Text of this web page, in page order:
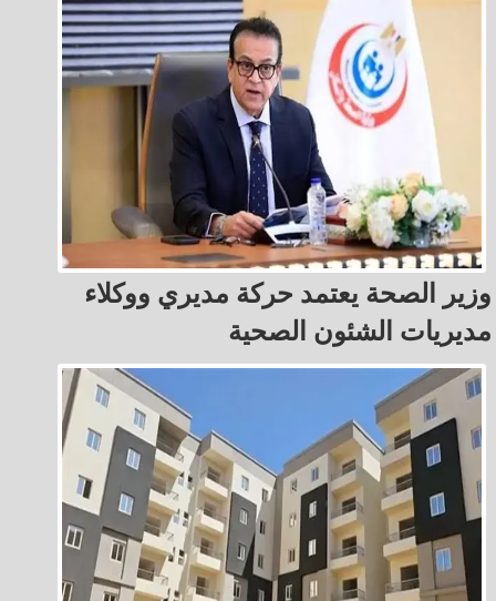
وزير الصحة يعتمد حركة مديري ووكلاء
مديريات الشئون الصحية